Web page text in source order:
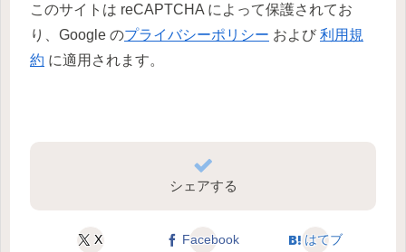
このサイトは reCAPTCHA によって保護されてお
り、Google のプライバシーポリシー および 利用規
約 に適用されます。
シェアする
X Facebook はてブ